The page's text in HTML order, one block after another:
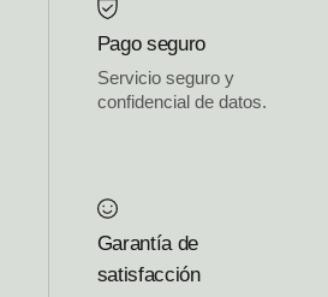
Pago seguro
Servicio seguro y
confidencial de datos.
Garantía de
satisfacción